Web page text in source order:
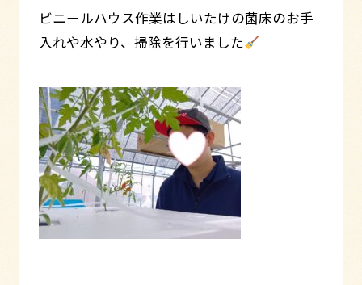
ビニールハウス作業はしいたけの菌床のお手
入れや水やり、掃除を行いました